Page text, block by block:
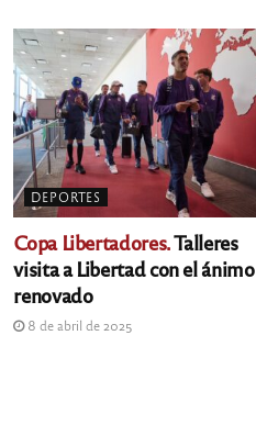
DEPORTES
Copa Libertadores.Talleres
visita a Libertad con el ánimo
renovado
8 de abril de 2025